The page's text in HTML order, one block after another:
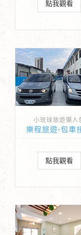
點我觀看
小琉球旅遊懶人
樂程旅遊-包車
點我觀看